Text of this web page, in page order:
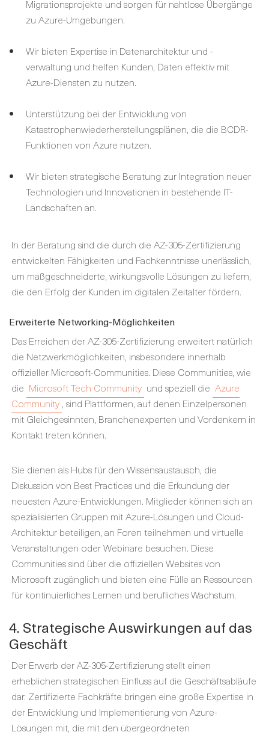
Migrationsprojekte und sorgen für nahtlose Übergänge
zu Azure-Umgebungen.
Wir bieten Expertise in Datenarchitektur und -
verwaltung und helfen Kunden, Daten effektiv mit
Azure-Diensten zu nutzen.
Unterstützung bei der Entwicklung von
Katastrophenwiederherstellungsplänen, die die BCDR-
Funktionen von Azure nutzen.
Wir bieten strategische Beratung zur Integration neuer
Technologien und Innovationen in bestehende IT-
Landschaften an.
In der Beratung sind die durch die AZ-305-Zertifizierung
entwickelten Fähigkeiten und Fachkenntnisse unerlässlich,
um maßgeschneiderte, wirkungsvolle Lösungen zu liefern,
die den Erfolg der Kunden im digitalen Zeitalter fördern.
Erweiterte Networking-Möglichkeiten
Das Erreichen der AZ-305-Zertifizierung erweitert natürlich
die Netzwerkmöglichkeiten, insbesondere innerhalb
offizieller Microsoft-Communities. Diese Communities, wie
die Microsoft Tech Community und speziell die Azure
Community , sind Plattformen, auf denen Einzelpersonen
mit Gleichgesinnten, Branchenexperten und Vordenkern in
Kontakt treten können.
Sie dienen als Hubs für den Wissensaustausch, die
Diskussion von Best Practices und die Erkundung der
neuesten Azure-Entwicklungen. Mitglieder können sich an
spezialisierten Gruppen mit Azure-Lösungen und Cloud-
Architektur beteiligen, an Foren teilnehmen und virtuelle
Veranstaltungen oder Webinare besuchen. Diese
Communities sind über die offiziellen Websites von
Microsoft zugänglich und bieten eine Fülle an Ressourcen
für kontinuierliches Lernen und berufliches Wachstum.
4. Strategische Auswirkungen auf das
Geschäft
Der Erwerb der AZ-305-Zertifizierung stellt einen
erheblichen strategischen Einfluss auf die Geschäftsabläufe
dar. Zertifizierte Fachkräfte bringen eine große Expertise in
der Entwicklung und Implementierung von Azure-
Lösungen mit, die mit den übergeordneten